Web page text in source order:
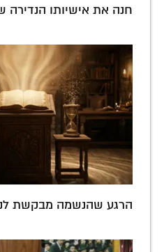
חנה את אישיותו הנדירה
הרגע שהנשמה מבקשת